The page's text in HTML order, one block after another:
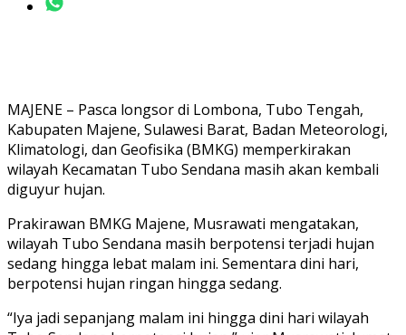
MAJENE – Pasca longsor di Lombona, Tubo Tengah,
Kabupaten Majene, Sulawesi Barat, Badan Meteorologi,
Klimatologi, dan Geofisika (BMKG) memperkirakan
wilayah Kecamatan Tubo Sendana masih akan kembali
diguyur hujan.
Prakirawan BMKG Majene, Musrawati mengatakan,
wilayah Tubo Sendana masih berpotensi terjadi hujan
sedang hingga lebat malam ini. Sementara dini hari,
berpotensi hujan ringan hingga sedang.
“Iya jadi sepanjang malam ini hingga dini hari wilayah